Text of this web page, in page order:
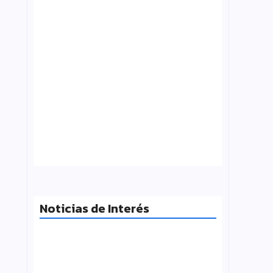
Noticias de Interés